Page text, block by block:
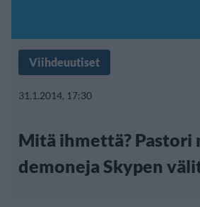
Viihdeuutiset
31.1.2014, 17:30
Mitä ihmettä? Pastori
demoneja Skypen